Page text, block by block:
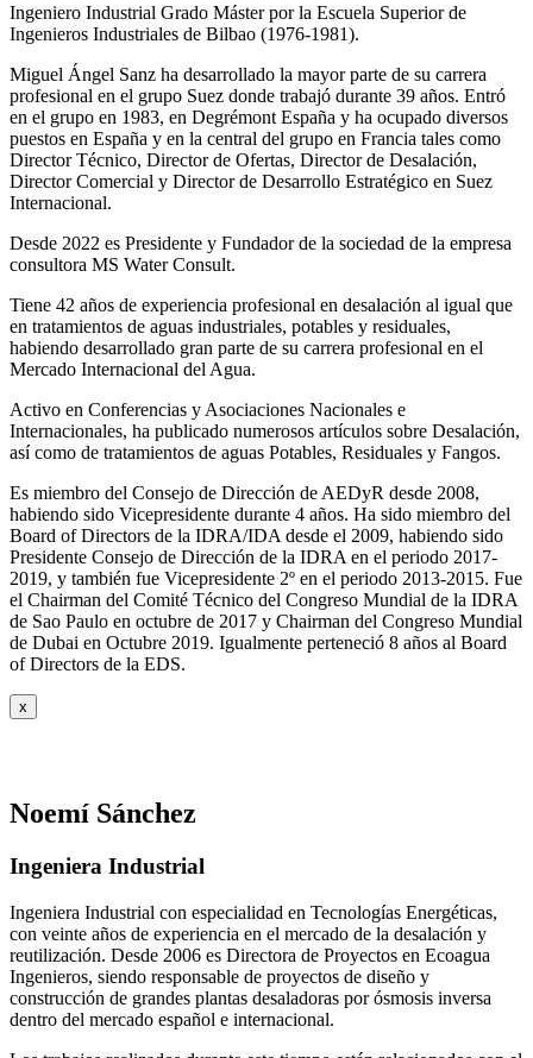
Ingeniero Industrial Grado Máster por la Escuela Superior de
Ingenieros Industriales de Bilbao (1976-1981).
Miguel Ángel Sanz ha desarrollado la mayor parte de su carrera
profesional en el grupo Suez donde trabajó durante 39 años. Entró
en el grupo en 1983, en Degrémont España y ha ocupado diversos
puestos en España y en la central del grupo en Francia tales como
Director Técnico, Director de Ofertas, Director de Desalación,
Director Comercial y Director de Desarrollo Estratégico en Suez
Internacional.
Desde 2022 es Presidente y Fundador de la sociedad de la empresa
consultora MS Water Consult.
Tiene 42 años de experiencia profesional en desalación al igual que
en tratamientos de aguas industriales, potables y residuales,
habiendo desarrollado gran parte de su carrera profesional en el
Mercado Internacional del Agua.
Activo en Conferencias y Asociaciones Nacionales e
Internacionales, ha publicado numerosos artículos sobre Desalación,
así como de tratamientos de aguas Potables, Residuales y Fangos.
Es miembro del Consejo de Dirección de AEDyR desde 2008,
habiendo sido Vicepresidente durante 4 años. Ha sido miembro del
Board of Directors de la IDRA/IDA desde el 2009, habiendo sido
Presidente Consejo de Dirección de la IDRA en el periodo 2017-
2019, y también fue Vicepresidente 2º en el periodo 2013-2015. Fue
el Chairman del Comité Técnico del Congreso Mundial de la IDRA
de Sao Paulo en octubre de 2017 y Chairman del Congreso Mundial
de Dubai en Octubre 2019. Igualmente perteneció 8 años al Board
of Directors de la EDS.
x
Noemí Sánchez
Ingeniera Industrial
Ingeniera Industrial con especialidad en Tecnologías Energéticas,
con veinte años de experiencia en el mercado de la desalación y
reutilización. Desde 2006 es Directora de Proyectos en Ecoagua
Ingenieros, siendo responsable de proyectos de diseño y
construcción de grandes plantas desaladoras por ósmosis inversa
dentro del mercado español e internacional.